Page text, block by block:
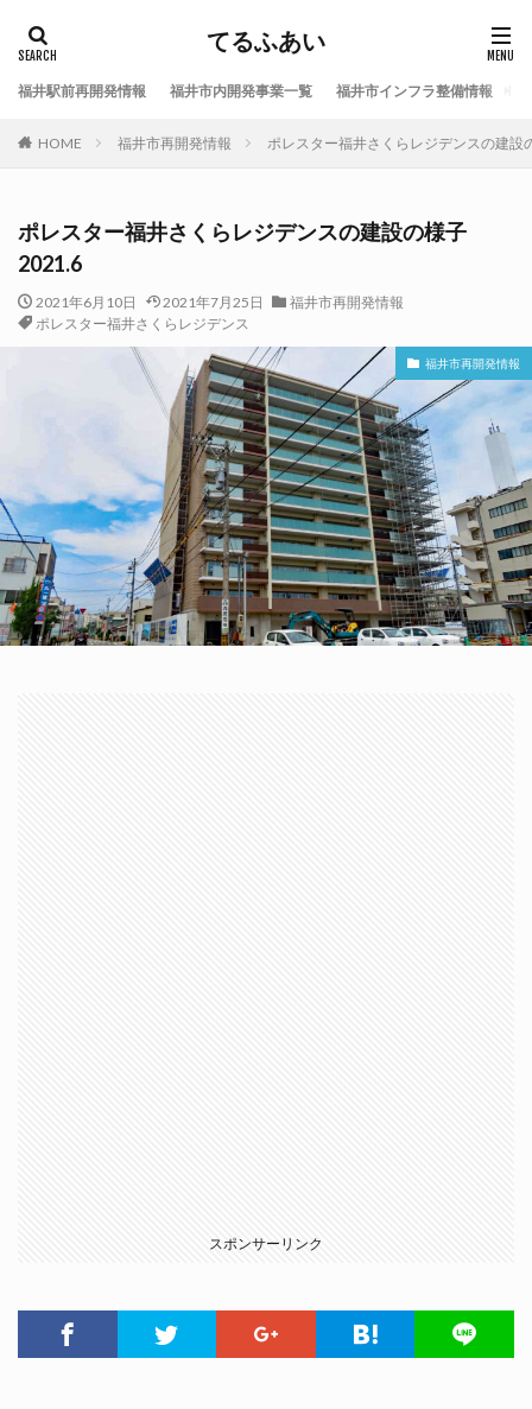
てるふあい
福井駅前再開発情報 福井市内開発事業一覧 福井市インフラ整備情報
HOME 福井市再開発情報 ポレスター福井さくらレジデンスの建設
ポレスター福井さくらレジデンスの建設の様子
2021.6
2021年6月10日 2021年7月25日
福井市再開発情報
ポレスター福井さくらレジデンス
福井市再開発情報
スポンサーリンク